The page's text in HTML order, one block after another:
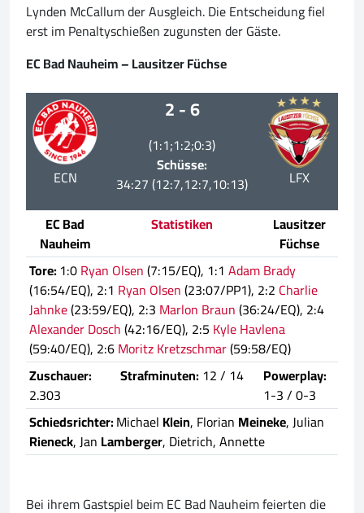
Lynden McCallum der Ausgleich. Die Entscheidung fiel
erst im Penaltyschießen zugunsten der Gäste.
EC Bad Nauheim – Lausitzer Füchse
ECN
2 - 6
(1:1;1:2;0:3)
Schüsse:
34:27 (12:7,12:7,10:13)
LFX
EC Bad
Nauheim
Statistiken
Lausitzer
Füchse
Tore:1:0Ryan Olsen(7:15/EQ), 1:1 Adam Brady
(16:54/EQ), 2:1 Ryan Olsen(23:07/PP1), 2:2 Charlie
Jahnke(23:59/EQ), 2:3 Marlon Braun(36:24/EQ), 2:4
Alexander Dosch(42:16/EQ), 2:5 Kyle Havlena
(59:40/EQ), 2:6Moritz Kretzschmar(59:58/EQ)
Zuschauer:
2.303
Strafminuten: 12 / 14
Powerplay:
1-3 / 0-3
Schiedsrichter:Michael Klein, Florian Meineke, Julian
Rieneck, Jan Lamberger, Dietrich, Annette
Bei ihrem Gastspiel beim EC Bad Nauheim feierten die